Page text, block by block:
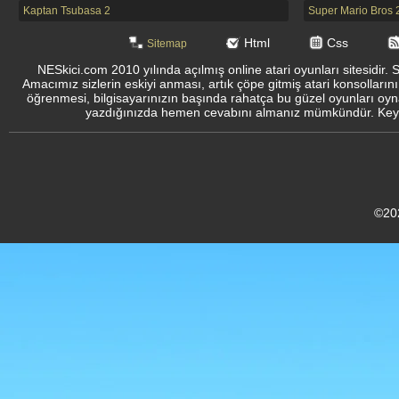
Kaptan Tsubasa 2
Super Mario Bros
Sitemap Html
Css
NESkici.com 2010 yılında açılmış online atari oyunları
Amacımız sizlerin eskiyi anması, artık çöpe gitmiş atari
öğrenmesi, bilgisayarınızın başında rahatça bu güzel oyunları
yazdığınızda hemen cevabını almanız mümkündür.